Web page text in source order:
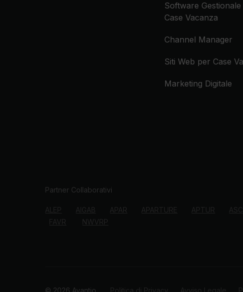
Software
Case Vacanza
Channel Manager
Siti Web per Case
Marketing Digitale
Partner Collaborativi
ALEP AIGAB APAR APARTURE APTUR
FAVR
NWVRP
© 2026 Avantio Politica di Privacy Avviso Legale